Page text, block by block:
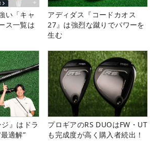
い「キャ
ス一覧は
アディダス『コードカオス
27』は強烈な蹴りでパワーを
生む
』はドラ
適解”
プロギアのRS DUOはFW・UT
も完成度が高く購入者続出！